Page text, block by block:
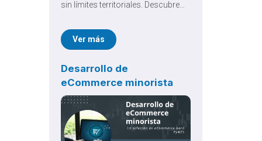
sin límites territoriales. Descubre
pymes elimina el caos operativo.
Ver más
Desarrollo de
eCommerce minorista